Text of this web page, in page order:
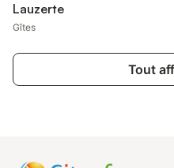
Lauzerte
Gîtes
Tout